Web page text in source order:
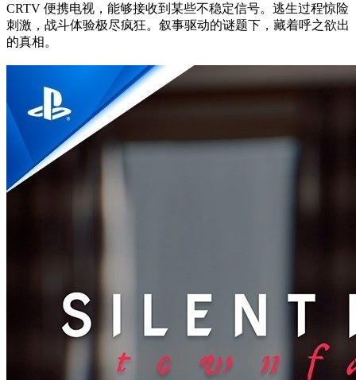
CRTV 便携电视，能够接收到某些不稳定信号。逃生过程惊险
刺激，战斗体验极尽疯狂。叙事驱动的谜题下，藏着呼之欲出
的真相。